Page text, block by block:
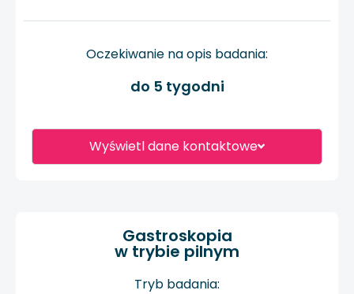
Wyświetl dane kontaktowe
Oczekiwanie na opis badania:
do 5 tygodni
Gastroskopia
w trybie pilnym
Tryb badania: